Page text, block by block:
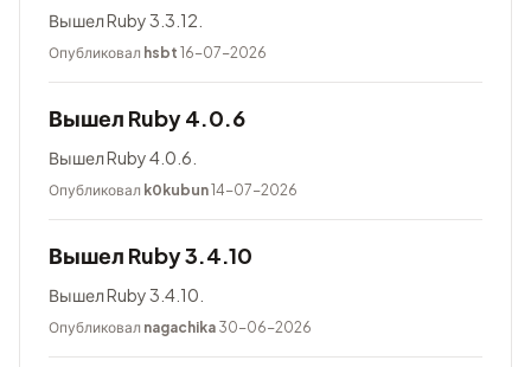
Вышел Ruby 3.3.12.
Опубликовал hsbt 16-07-2026
Вышел Ruby 4.0.6
Вышел Ruby 4.0.6.
Опубликовал k0kubun14-07-2026
Вышел Ruby 3.4.10
Вышел Ruby 3.4.10.
Опубликовал nagachika 30-06-2026